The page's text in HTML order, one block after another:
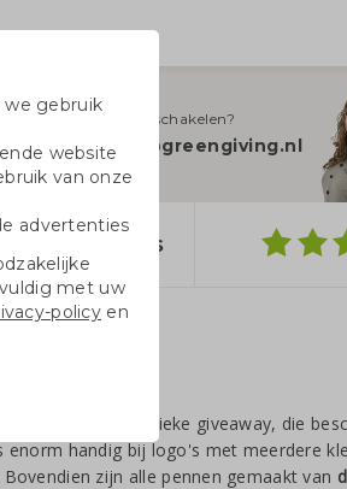
Hulplijn inschakelen?
info@greengiving.nl
Doppers
Een echte klassieke giveaway, die
enorm handig bij logo's met meerdere
zijn alle pennen gemaakt van
gebruik
website
van onze
advertenties
met uw
policyen